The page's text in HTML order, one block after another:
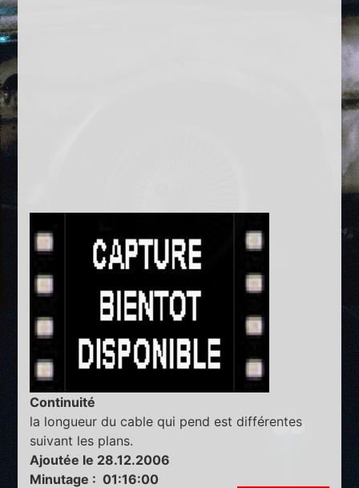
Continuité
la longueur du cable qui pend est différentes
suivant les plans.
Ajoutée le 28.12.2006
Minutage : 01:16:00